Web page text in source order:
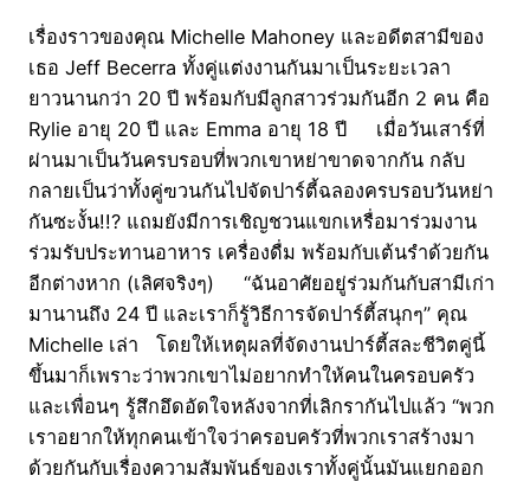
เรื่องราวของคุณ Michelle Mahoney และอดีตสามีของ
เธอ Jeff Becerra ทั้งคู่แต่งงานกันมาเป็นระยะเวลา
ยาวนานกว่า 20 ปี พร้อมกับมีลูกสาวร่วมกันอีก 2 คน คือ
Rylie อายุ 20 ปี และ Emma อายุ 18 ปี เมื่อวันเสาร์ที่
ผ่านมาเป็นวันครบรอบที่พวกเขาหย่าขาดจากกัน กลับ
กลายเป็นว่าทั้งคู่ฃวนกันไปจัดปาร์ตี้ฉลองครบรอบวันหย่า
กันซะงั้น!!? แถมยังมีการเชิญชวนแขกเหรื่อมาร่วมงาน
ร่วมรับประทานอาหาร เครื่องดื่ม พร้อมกับเต้นรำด้วยกัน
อีกต่างหาก (เลิศจริงๆ) “ฉันอาศัยอยู่ร่วมกันกับสามีเก่า
มานานถึง 24 ปี และเราก็รู้วิธีการจัดปาร์ตี้สนุกๆ” คุณ
Michelle เล่า โดยให้เหตุผลที่จัดงานปาร์ตี้สละชีวิตคู่นี้
ขึ้นมาก็เพราะว่าพวกเขาไม่อยากทำให้คนในครอบครัว
และเพื่อนๆ รู้สึกอึดอัดใจหลังจากที่เลิกรากันไปแล้ว “พวก
เราอยากให้ทุกคนเข้าใจว่าครอบครัวที่พวกเราสร้างมา
ด้วยกันกับเรื่องความสัมพันธ์ของเราทั้งคู่นั้นมันแยกออก